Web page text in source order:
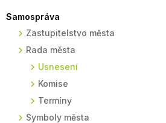
Samospráva
Zastupitelstvo města
Rada města
Usnesení
Komise
Termíny
Symboly města